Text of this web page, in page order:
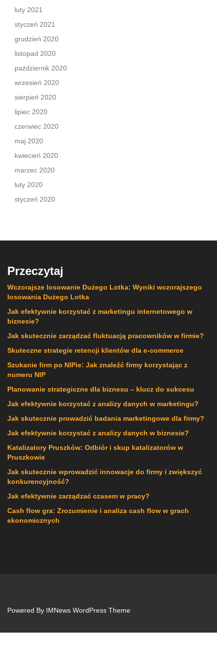
luty 2021
styczeń 2021
grudzień 2020
listopad 2020
październik 2020
wrzesień 2020
sierpień 2020
lipiec 2020
czerwiec 2020
maj 2020
kwiecień 2020
marzec 2020
luty 2020
styczeń 2020
Przeczytaj
Wczorajsze losowanie Dużego Lotka: Wyniki wczorajszego
losowania Dużego Lotka
Jak efektywnie korzystać z marketingu internetowego w
biznesie?
Jak skutecznie zarządzać fluktuacją pracowników w firmie?
Skuteczne strategie retencji klientów dla e-commerce
Szukanie firm po NIPie: Jak znaleźć firmy korzystając z
numeru NIP
Planowanie strategiczne dla biznesu – klucz do sukcesu
Jak efektywnie korzystać z analizy danych w marketingu?
Jak skutecznie prowadzić badania marketingowe dla firmy?
Jak efektywnie korzystać z analizy danych w biznesie?
Katalizatory Pruszków: Odbiór i skup katalizatorów w
Pruszkowie
Jak skutecznie wprowadzić innowacje do firmy i zwiększyć
konkurencyjność?
Jak efektywnie zarządzać czasem w pracy?
Cash flow gra: Zrozumienie i analiza cash flow w grach
ekonomicznych
Powered By IMNews WordPress Theme